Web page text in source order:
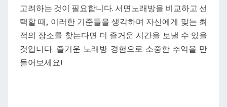
고려하는 것이 필요합니다. 서면노래방을 비교하고 선
택할 때, 이러한 기준들을 생각하며 자신에게 맞는 최
적의 장소를 찾는다면 더 즐거운 시간을 보낼 수 있을
것입니다. 즐거운 노래방 경험으로 소중한 추억을 만
들어보세요!